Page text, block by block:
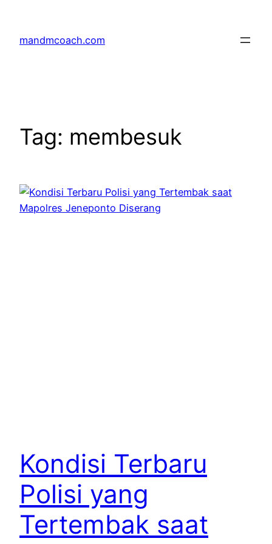
content
mandmcoach.com
Tag: membesuk
Kondisi Terbaru
Polisi yang
Tertembak saat